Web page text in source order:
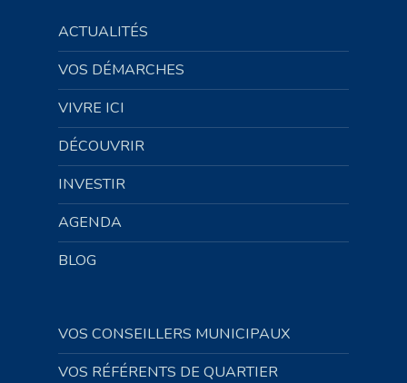
ACTUALITÉS
VOS DÉMARCHES
VIVRE ICI
DÉCOUVRIR
INVESTIR
AGENDA
BLOG
VOS CONSEILLERS MUNICIPAUX
VOS RÉFÉRENTS DE QUARTIER